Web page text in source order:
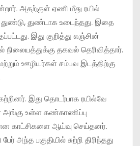
அதற்குள் ஏணி மீது ரயில்
துண்டு, துண்டாக உடைந்தது. இதை
இது குறித்து எஞ்சின்
நிலையத்துக்கு தகவல் தெரிவித்தார்.
ஊழியர்கள் சம்பவ இடத்திற்கு
இது தொடர்பாக ரயில்வே
அங்கு உள்ள கண்காணிப்பு
காட்சிகளை ஆய்வு செய்தனர்.
அந்த பகுதியில் சுற்றி திரிந்தது